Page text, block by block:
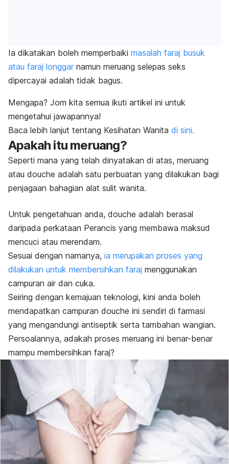
Ia dikatakan boleh memperbaiki masalah faraj busuk
atau faraj longgar namun meruang selepas seks
dipercayai adalah tidak bagus.
Mengapa? Jom kita semua ikuti artikel ini untuk
mengetahui jawapannya!
Baca lebih lanjut tentang Kesihatan Wanita di sini.
Apakah itu meruang?
Seperti mana yang telah dinyatakan di atas, meruang
atau douche adalah satu perbuatan yang dilakukan bagi
penjagaan bahagian alat sulit wanita.
Untuk pengetahuan anda, douche adalah berasal
daripada perkataan Perancis yang membawa maksud
mencuci atau merendam.
Sesuai dengan namanya, ia merupakan proses yang
dilakukan untuk membersihkan faraj menggunakan
campuran air dan cuka.
Seiring dengan kemajuan teknologi, kini anda boleh
mendapatkan campuran douche ini sendiri di farmasi
yang mengandungi antiseptik serta tambahan wangian.
Persoalannya, adakah proses meruang ini benar-benar
mampu membersihkan faraj?